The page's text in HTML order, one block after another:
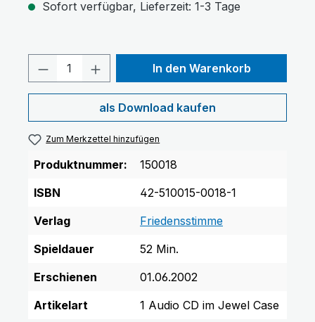
Sofort verfügbar, Lieferzeit: 1-3 Tage
Produkt Anzahl: Gib den
In den Warenkorb
als Download kaufen
Zum Merkzettel hinzufügen
Produktnummer:
150018
ISBN
42-510015-0018-1
Verlag
Friedensstimme
Spieldauer
52 Min.
Erschienen
01.06.2002
Artikelart
1 Audio CD im Jewel Case